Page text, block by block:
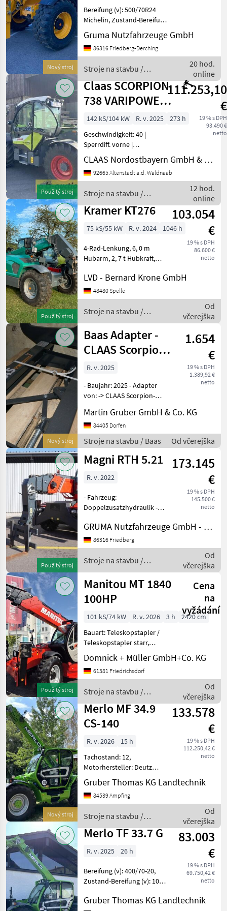
Nový stroj
Bereifung (v): 500/70R24
Michelin, Zustand-Bereifung
(v): 100 %, Bereifung (h):
500/70R24 Michelin,
Zustand-Bereifung (h): 100
km/h, Trag
Gruma Nutzfahrzeuge GmbH
86316 Friedberg-Derching
Stroje na stavbu /
JCB
20 hod.
online
Použitý stroj
Claas SCORPION
738 VARIPOWER
2
111.253,10
€
19 % s DPH
93.490 €
netto
142 kS/104 kW R. v. 2025
273 h
Geschwindigkeit: 40 |
Sperrdiff. vorne |
Steuergerät dw | Wird am
19.08.2026 auf ab-
auction.com versteigert: -
Varipower2 - Baujahr: 2025
Technikj
CLAAS Nordostbayern GmbH & Co. KG, Altenstadt
92665 Altenstadt a.d. Waldnaab
Stroje na stavbu /
Claas
12 hod.
online
Použitý stroj
Kramer KT276
103.054
€
19 % s DPH
86.600 €
netto
75 kS/55 kW R. v. 2024 1046 h
4-Rad-Lenkung, 6, 0 m
Hubarm, 2, 7 t Hubkraft,
Werkzeugverriegelung, 3.
Steuerkreis, Klimaanlage,
Basisausstattung - inkl.
EquipCare 36 Mon
LVD - Bernard Krone GmbH
48480 Spelle
Stroje na stavbu /
Kramer
Od
včerejška
Nový stroj
Baas Adapter -
CLAAS Scorpion
auf EURO-
Aufnahme
1.654
€
19 % s DPH
1.389,92 €
netto
R. v. 2025
- Baujahr: 2025 - Adapter
von: -> CLAAS Scorpion-
Aufnahme Sofort
verfügbar! Irrtümer,
Druckfehler und
Preisänderungen
vorbehalten. Stroje na
Martin Gruber GmbH & Co. KG
84405 Dorfen
Stroje na stavbu / Baas Od včerejška
Použitý stroj
Magni RTH 5.21
173.145
€
19 % s DPH
145.500 €
netto
R. v. 2022
- Fahrzeug:
Doppelzusatzhydraulik -
Einfachzusatzhydraulik -
Gabelträger - Gabelzinken
MAGNI Gabelträger FEM
Aufnahme - Vollkabine,
GRUMA Nutzfahrzeuge GmbH - Staplertechnik
86316 Friedberg
Stroje na stavbu /
Magni
Od
včerejška
Použitý stroj
Manitou MT 1840
100HP
Cena
na
vyžádání
101 kS/74 kW R. v. 2026 3 h
2420 cm
Bauart: Teleskopstapler /
Teleskopstapler starr,
Tragkraft: 4000kg, Hubhöhe:
17550mm, Bauhöhe:
2500mm, Gabellänge:
Luft Einfach 80 - 100% ,
Domnick + Müller GmbH+Co. KG
61381 Friedrichsdorf
Stroje na stavbu /
Manitou
Od
včerejška
Nový stroj
Merlo MF 34.9
CS-140
133.578
€
19 % s DPH
112.250,42 €
netto
R. v. 2026
15 h
Tachostand: 12,
Motorhersteller: Deutz
________ max.
Tragfähigkeit 3.400 kg max.
Hubhöhe 8.860 mm max.
bis Geräteträger 5.440 mm
Breite 2.2
Gruber Thomas KG Landtechnik
84539 Ampfing
Stroje na stavbu /
Merlo
Od
včerejška
Merlo TF 33.7 G
83.003
€
19 % s DPH
69.750,42 €
netto
R. v. 2025 26 h
Bereifung (v): 400/70-20,
Zustand-Bereifung (v): 100
Geschwindigkeit: 20 km/h,
Gruber Thomas KG Landtechnik